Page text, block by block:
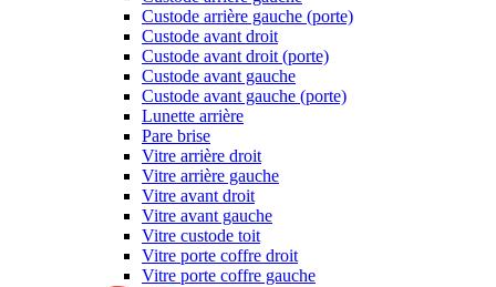
Custode arrière gauche (porte)
Custode avant droit
Custode avant droit (porte)
Custode avant gauche
Custode avant gauche (porte)
Lunette arrière
Pare brise
Vitre arrière droit
Vitre arrière gauche
Vitre avant droit
Vitre avant gauche
Vitre custode toit
Vitre porte coffre droit
Vitre porte coffre gauche